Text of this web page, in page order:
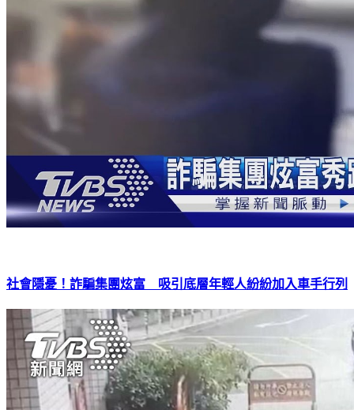
社會隱憂！詐騙集團炫富 吸引底層年輕人紛紛加入車手行列